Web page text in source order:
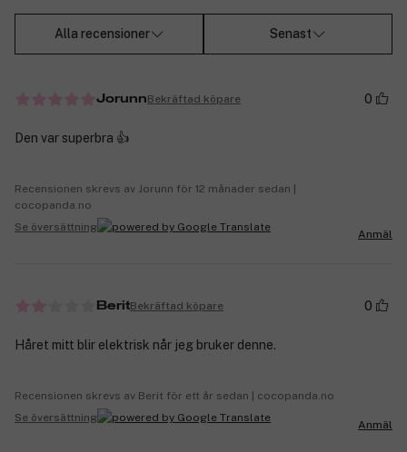
Alla recensioner Senast
JorunnBekräftad köpare 0
Den var superbra 👍
Recensionen skrevs av Jorunn för 12 månader sedan |
cocopanda.no
Se översättning
Anmäl
BeritBekräftad köpare 0
Håret mitt blir elektrisk når jeg bruker denne.
Recensionen skrevs av Berit för ett år sedan | cocopanda.no
Se översättning
Anmäl